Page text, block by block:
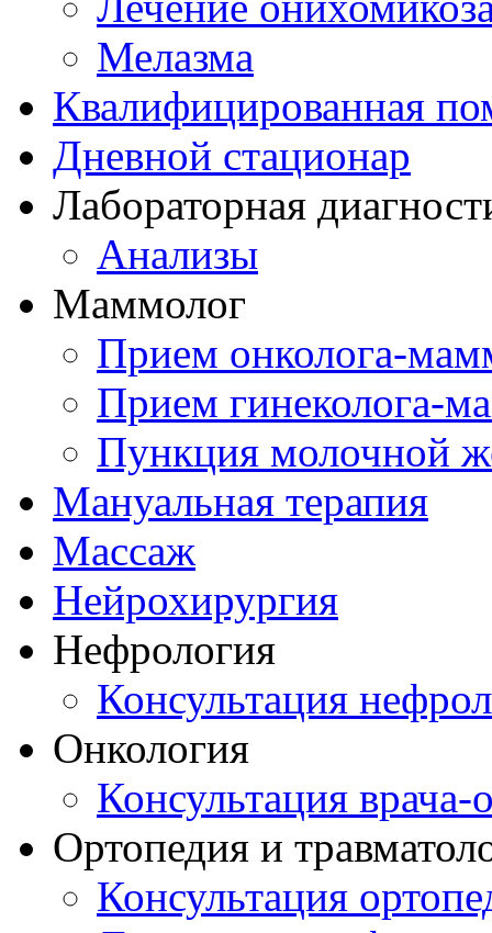
Мелазма
Квалифицированная
Дневной стационар
Лабораторная
Анализы
Маммолог
Прием онколога-
Прием гинеколога-
Пункция молочной
Мануальная терапия
Массаж
Нейрохирургия
Нефрология
Консультация
Онкология
Консультация врача-
Ортопедия и
Консультация